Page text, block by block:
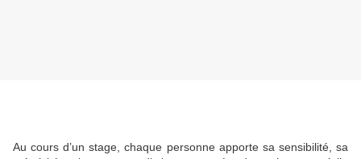
Au cours d’un stage, chaque personne apporte sa sensibilité, sa